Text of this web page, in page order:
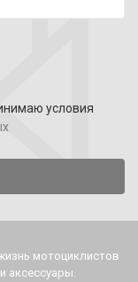
условия
мотоциклистов
аксессуары.